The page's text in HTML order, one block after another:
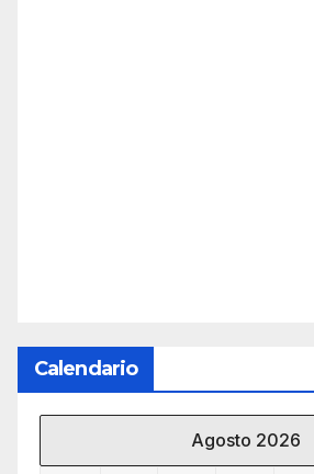
Calendario
Agosto 2026